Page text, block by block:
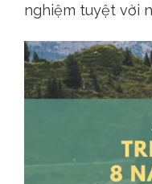
nghiệm tuyệt vời